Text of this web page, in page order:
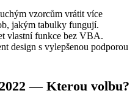
vzorcům vrátit více
jakým tabulky fungují.
vlastní funkce bez VBA.
design s vylepšenou podporou
— Kterou volbu?